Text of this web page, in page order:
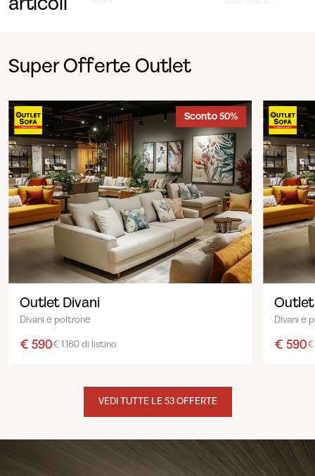
Super Offerte Outlet
Sconto 50%
Outlet Divani
Divani e poltrone
€ 590€ 1.180 di listino
Divani e
€ 590€
VEDI TUTTE LE 53 OFFERTE